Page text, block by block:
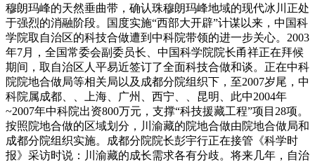
穆朗玛峰的天然垂曲带，确认珠穆朗玛峰地域的现代冰川正处
于强烈的消融阶段。国度实施“西部大开辟”计谋以来，中国科
学院取自治区的科技合做遭到中科院带领的进一步关心。2003
年7月，全国常委会副委员长、中国科学院院长甬祥正在拜候
期间，取自治区人平易近签订了全面科技合做和谈。正在中科
院院地合做局等相关局以及成都分院组织下，至2007岁尾，中
科院属成都、、上海、广州、西宁、、昆明、此中2004年
~2007年中科院出资800万元，支撑“科技援藏工程”项目28项。
按照院地合做的区域划分，川渝藏的院地合做由院地合做局和
成都分院组织实施。成都分院院长彭宇行正在接管《科学时
报》采访时说：川渝藏的成长需求各有分歧。将来几年，自治